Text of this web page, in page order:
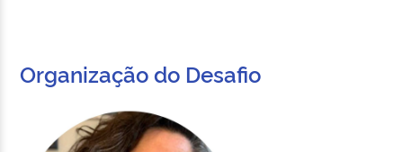
Organização do Desafio